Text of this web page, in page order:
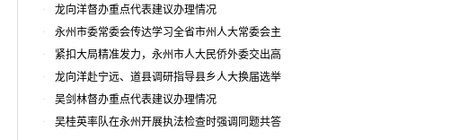
察情况
龙向洋督办重点代表建议办理情况
永州市委常委会传达学习全省市州人大常委会主
要负责同志座谈会有关精神 专题听取省人大常委会
执法检查组到永州开展大气污染防治相关法律法规
执法检查情况汇报
紧扣大局精准发力，永州市人大民侨外委交出高
质量履职答卷
龙向洋赴宁远、道县调研指导县乡人大换届选举
并督导安全生产工作
吴剑林督办重点代表建议办理情况
吴桂英率队在永州开展执法检查时强调同题共答